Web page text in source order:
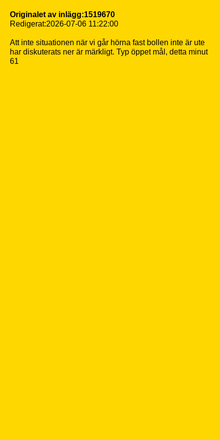
Originalet av inlägg:1519670
Redigerat:2026-07-06 11:22:00
Att inte situationen när vi går hörna fast bollen inte är ute
har diskuterats ner är märkligt. Typ öppet mål, detta minut
61